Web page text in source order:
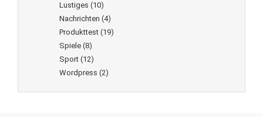
Lustiges (10)
Nachrichten (4)
Produkttest (19)
Spiele (8)
Sport (12)
Wordpress (2)